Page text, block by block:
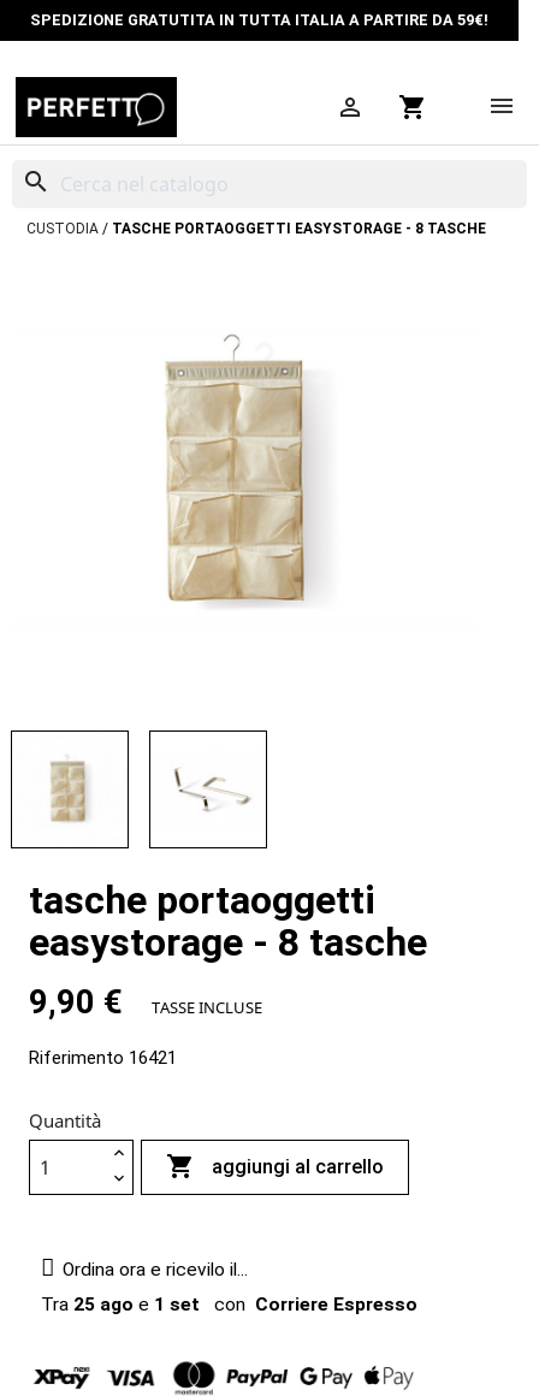
SPEDIZIONE GRATUTITA IN TUTTA ITALIA A PARTIRE DA 59€!
 shopping_cart
search
CUSTODIA
TASCHE PORTAOGGETTI EASYSTORAGE - 8 TASCHE
tasche portaoggetti
easystorage - 8 tasche
9,90 € TASSE INCLUSE
Riferimento 16421
Quantità
 aggiungi al carrello
Ordina ora e ricevilo il...
Tra 25 ago e 1 set con Corriere Espresso